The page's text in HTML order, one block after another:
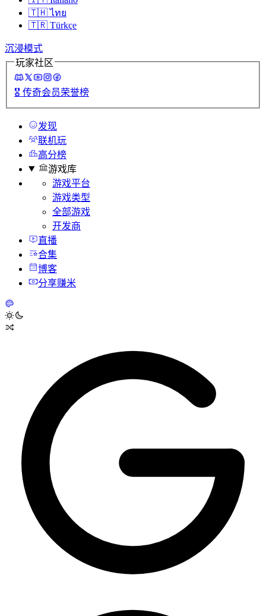
🇹🇭 ไทย
🇹🇷 Türkçe
沉浸模式
玩家社区
🎖️ 传奇会员荣誉榜
发现
联机玩
高分榜
游戏库
游戏平台
游戏类型
全部游戏
开发商
直播
合集
博客
分享赚米